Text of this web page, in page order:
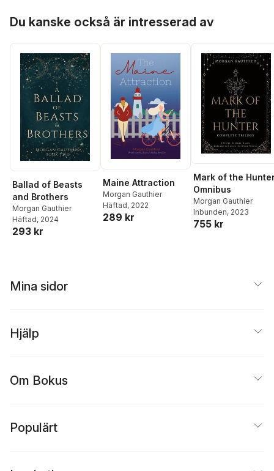
Du kanske också är intresserad av
Ballad of Beasts
and Brothers
Morgan Gauthier
Häftad, 2024
293 kr
Maine Attraction
Morgan Gauthier
Häftad, 2022
289 kr
Mark of the
Omnibus
Morgan Gauthier
Inbunden, 2023
755 kr
Mina sidor
Hjälp
Om Bokus
Populärt